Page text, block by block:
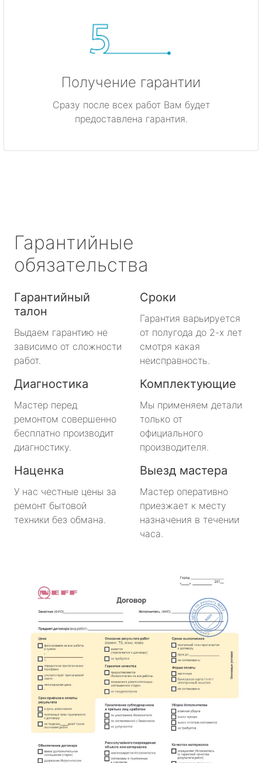
Получение гарантии
Сразу после всех работ Вам будет
предоставлена гарантия.
Гарантийные
обязательства
Гарантийный
талон
Выдаем гарантию не
зависимо от сложности
работ.
Сроки
Гарантия варьируется
от полугода до 2-х лет
смотря какая
неисправность.
Диагностика
Мастер перед
ремонтом совершенно
бесплатно производит
диагностику.
Комплектующие
Мы применяем детали
только от
официального
производителя.
Наценка
У нас честные цены за
ремонт бытовой
техники без обмана.
Выезд мастера
Мастер оперативно
приезжает к месту
назначения в течении
часа.